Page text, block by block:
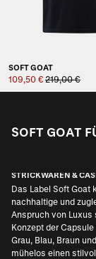
SOFT GOAT
109,50 € 219,00 €
SOFT GOAT
STRICKWAREN &
Das Label Soft Goat
nachhaltige und
Anspruch von Luxus
Konzept der Capsule
Grau, Blau, Braun
mühelos einen